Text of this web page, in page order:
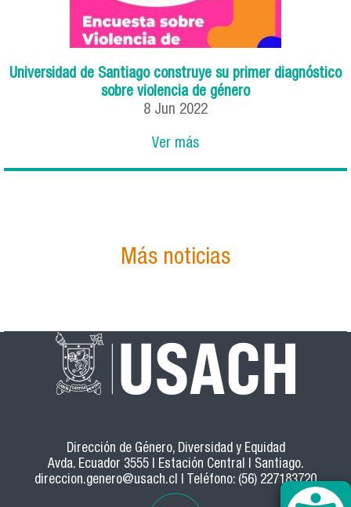
Universidad de Santiago construye su primer diagnóstico
sobre violencia de género
8 Jun 2022
Ver más
Más noticias
Dirección de Género, Diversidad y Equidad
Avda. Ecuador 3555 | Estación Central | Santiago.
direccion.genero@usach.cl | Teléfono: (56) 227183720